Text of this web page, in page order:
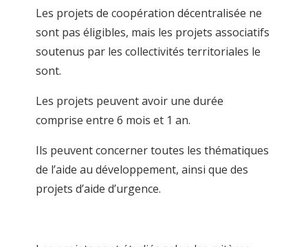
Les projets de coopération décentralisée ne
sont pas éligibles, mais les projets associatifs
soutenus par les collectivités territoriales le
sont.
Les projets peuvent avoir une durée
comprise entre 6 mois et 1 an.
Ils peuvent concerner toutes les thématiques
de l’aide au développement, ainsi que des
projets d’aide d’urgence.